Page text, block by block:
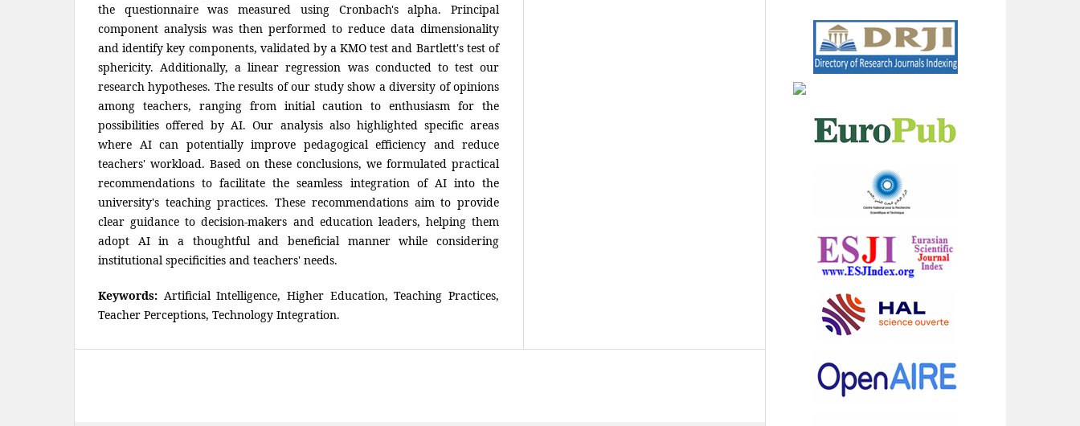
the questionnaire was measured using Cronbach's alpha. Principal
component analysis was then performed to reduce data dimensionality
and identify key components, validated by a KMO test and Bartlett's test of
sphericity. Additionally, a linear regression was conducted to test our
research hypotheses. The results of our study show a diversity of opinions
among teachers, ranging from initial caution to enthusiasm for the
possibilities offered by AI. Our analysis also highlighted specific areas
where AI can potentially improve pedagogical efficiency and reduce
teachers' workload. Based on these conclusions, we formulated practical
recommendations to facilitate the seamless integration of AI into the
university's teaching practices. These recommendations aim to provide
clear guidance to decision-makers and education leaders, helping them
adopt AI in a thoughtful and beneficial manner while considering
institutional specificities and teachers' needs.
Keywords: Artificial Intelligence, Higher Education, Teaching Practices,
Teacher Perceptions, Technology Integration.